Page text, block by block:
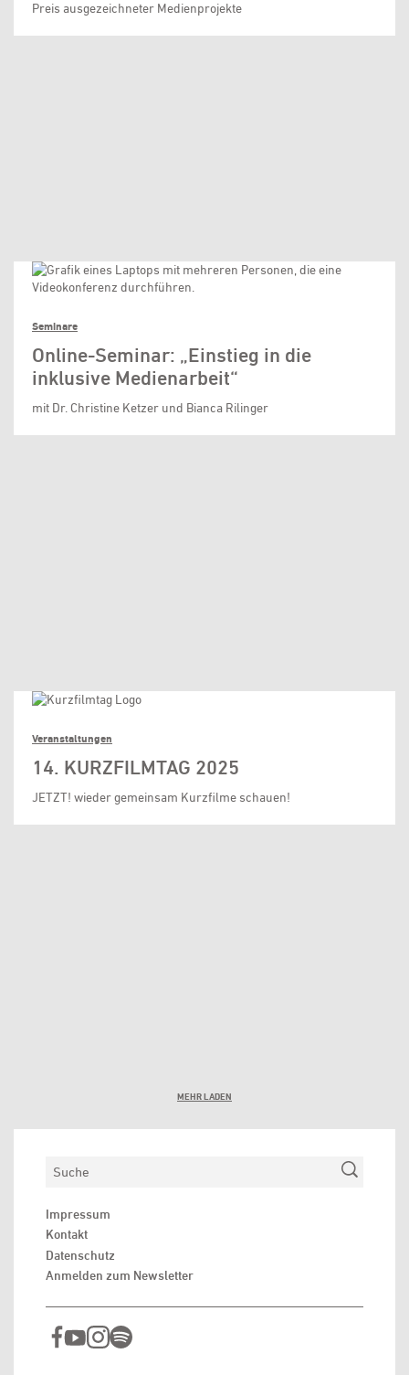
Preis ausgezeichneter Medienprojekte
Seminare
Online-Seminar: „Einstieg in die
inklusive Medienarbeit“
mit Dr. Christine Ketzer und Bianca Rilinger
Veranstaltungen
14. KURZFILMTAG 2025
JETZT! wieder gemeinsam Kurzfilme schauen!
MEHR LADEN
Suchen
Impressum
Kontakt
Datenschutz
Anmelden zum Newsletter